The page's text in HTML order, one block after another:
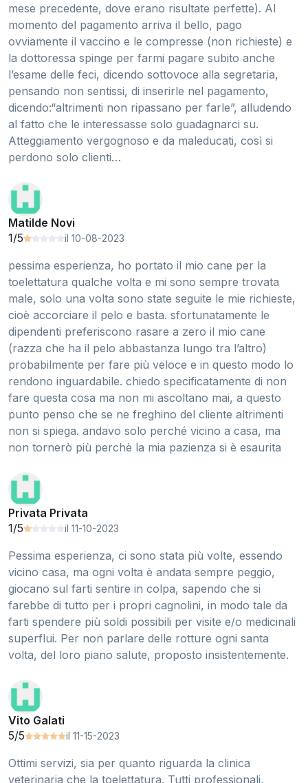
mese precedente, dove erano risultate perfette). Al
momento del pagamento arriva il bello, pago
ovviamente il vaccino e le compresse (non richieste) e
la dottoressa spinge per farmi pagare subito anche
l’esame delle feci, dicendo sottovoce alla segretaria,
pensando non sentissi, di inserirle nel pagamento,
dicendo:“altrimenti non ripassano per farle”, alludendo
al fatto che le interessasse solo guadagnarci su.
Atteggiamento vergognoso e da maleducati, così si
perdono solo clienti…
Matilde Novi
1/5
il 10-08-2023
pessima esperienza, ho portato il mio cane per la
toelettatura qualche volta e mi sono sempre trovata
male, solo una volta sono state seguite le mie richieste,
cioè accorciare il pelo e basta. sfortunatamente le
dipendenti preferiscono rasare a zero il mio cane
(razza che ha il pelo abbastanza lungo tra l’altro)
probabilmente per fare più veloce e in questo modo lo
rendono inguardabile. chiedo specificatamente di non
fare questa cosa ma non mi ascoltano mai, a questo
punto penso che se ne freghino del cliente altrimenti
non si spiega. andavo solo perché vicino a casa, ma
non tornerò più perchè la mia pazienza si è esaurita
Privata Privata
1/5
il 11-10-2023
Pessima esperienza, ci sono stata più volte, essendo
vicino casa, ma ogni volta è andata sempre peggio,
giocano sul farti sentire in colpa, sapendo che si
farebbe di tutto per i propri cagnolini, in modo tale da
farti spendere più soldi possibili per visite e/o medicinali
superflui. Per non parlare delle rotture ogni santa
volta, del loro piano salute, proposto insistentemente.
Vito Galati
5/5
il 11-15-2023
Ottimi servizi, sia per quanto riguarda la clinica
veterinaria che la toelettatura. Tutti professionali,